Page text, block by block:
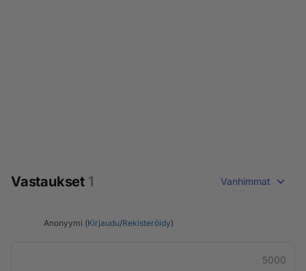
Vastaukset 1 Vanhimmat
Anonyymi (Kirjaudu/Rekisteröidy)
5000